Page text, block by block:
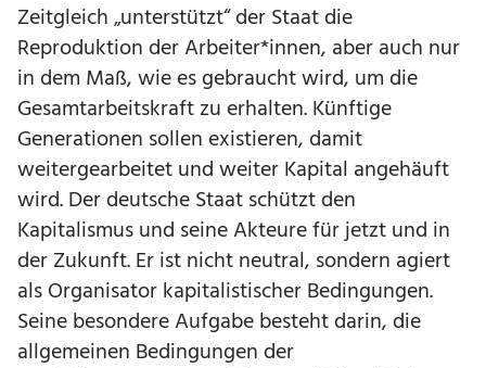
Zeitgleich „unterstützt“ der Staat die
Reproduktion der Arbeiter*innen, aber auch nur
in dem Maß, wie es gebraucht wird, um die
Gesamtarbeitskraft zu erhalten. Künftige
Generationen sollen existieren, damit
weitergearbeitet und weiter Kapital angehäuft
wird. Der deutsche Staat schützt den
Kapitalismus und seine Akteure für jetzt und in
der Zukunft. Er ist nicht neutral, sondern agiert
als Organisator kapitalistischer Bedingungen.
Seine besondere Aufgabe besteht darin, die
allgemeinen Bedingungen der